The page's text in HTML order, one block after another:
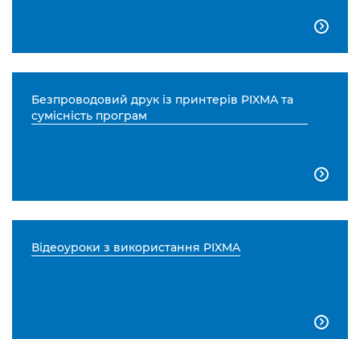

Безпроводовий друк із принтерів PIXMA та
сумісність програм

Відеоуроки з використання PIXMA
